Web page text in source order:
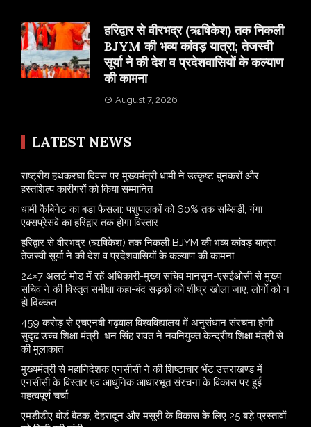
​हरिद्वार से वीरभद्र (ऋषिकेश) तक निकली
BJYM की भव्य कांवड़ यात्रा; तेजस्वी
सूर्या ने की देश व प्रदेशवासियों के कल्याण
की कामना
August 7, 2026
LATEST NEWS
राष्ट्रीय हथकरघा दिवस पर मुख्यमंत्री धामी ने उत्कृष्ट बुनकरों और
हस्तशिल्प कारीगरों को किया सम्मानित
​धामी कैबिनेट का बड़ा फैसला: पशुपालकों को 60% तक सब्सिडी, गंगा
एक्सप्रेसवे का हरिद्वार तक होगा विस्तार
​हरिद्वार से वीरभद्र (ऋषिकेश) तक निकली BJYM की भव्य कांवड़ यात्रा;
तेजस्वी सूर्या ने की देश व प्रदेशवासियों के कल्याण की कामना
24×7 अलर्ट मोड में रहें अधिकारी-मुख्य सचिव मानसून-एसईओसी से मुख्य
सचिव ने की विस्तृत समीक्षा कहा-बंद सड़कों को शीघ्र खोला जाए, लोगों को न
हो दिक्कत
459 करोड़ से एचएनबी गढ़वाल विश्वविद्यालय में अनुसंधान संरचना होगी
सुदृढ,उच्च शिक्षा मंत्री धन सिंह रावत ने नवनियुक्त केन्द्रीय शिक्षा मंत्री से
की मुलाकात
मुख्यमंत्री से महानिदेशक एनसीसी ने की शिष्टाचार भेंट,उत्तराखण्ड में
एनसीसी के विस्तार एवं आधुनिक आधारभूत संरचना के विकास पर हुई
महत्वपूर्ण चर्चा
एमडीडीए बोर्ड बैठक, देहरादून और मसूरी के विकास के लिए 25 बड़े प्रस्तावों